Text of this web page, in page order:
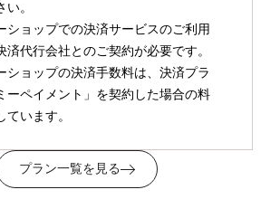
い。
ショップでの決済サービスのご利用
済代行会社とのご契約が必要です。
ショップの決済手数料は、決済プラ
ーペイメント」を契約した場合の料
ています。
プラン一覧を見る